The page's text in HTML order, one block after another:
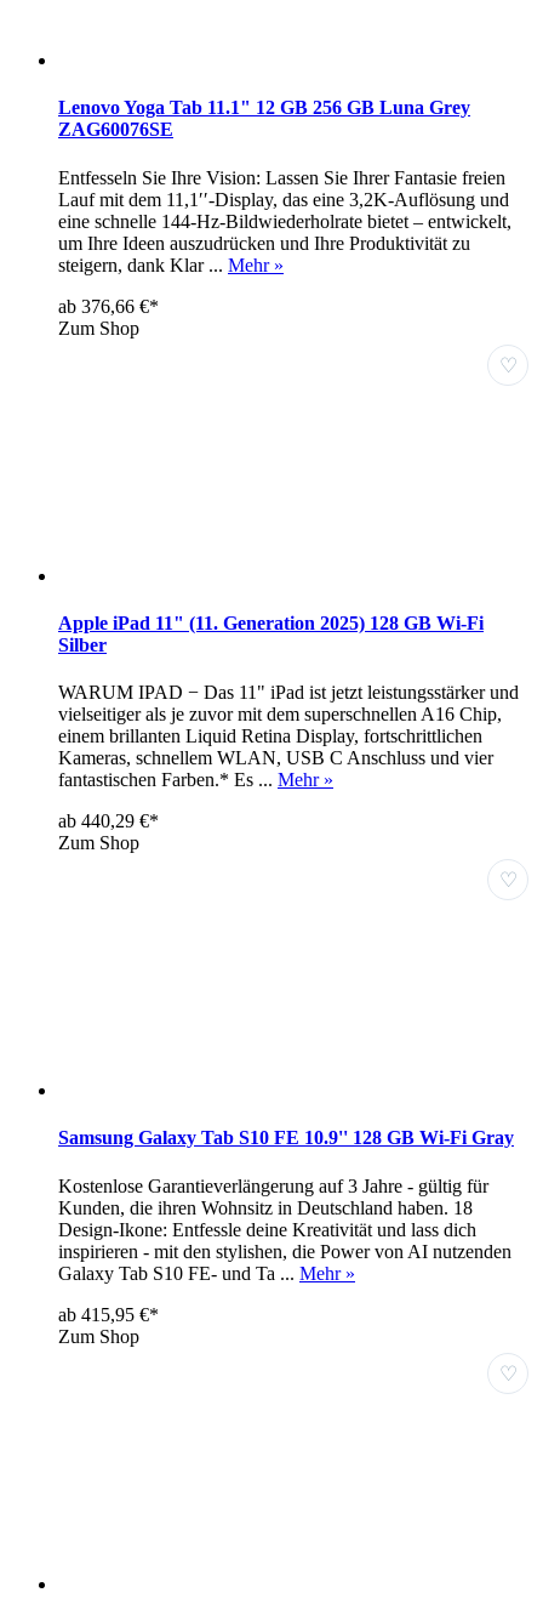
Lenovo Yoga Tab 11.1" 12 GB 256 GB Luna Grey
ZAG60076SE
Entfesseln Sie Ihre Vision: Lassen Sie Ihrer Fantasie freien
Lauf mit dem 11,1′′-Display, das eine 3,2K-Auflösung und
eine schnelle 144-Hz-Bildwiederholrate bietet – entwickelt,
um Ihre Ideen auszudrücken und Ihre Produktivität zu
steigern, dank Klar ... Mehr »
ab 376,66 €*
Zum Shop
♡
Apple iPad 11" (11. Generation 2025) 128 GB Wi-Fi
Silber
WARUM IPAD − Das 11" iPad ist jetzt leistungsstärker und
vielseitiger als je zuvor mit dem superschnellen A16 Chip,
einem brillanten Liquid Retina Display, fortschrittlichen
Kameras, schnellem WLAN, USB C Anschluss und vier
fantastischen Farben.* Es ... Mehr »
ab 440,29 €*
Zum Shop
♡
Samsung Galaxy Tab S10 FE 10.9'' 128 GB Wi-Fi Gray
Kostenlose Garantieverlängerung auf 3 Jahre - gültig für
Kunden, die ihren Wohnsitz in Deutschland haben. 18
Design-Ikone: Entfessle deine Kreativität und lass dich
inspirieren - mit den stylishen, die Power von AI nutzenden
Galaxy Tab S10 FE- und Ta ... Mehr »
ab 415,95 €*
Zum Shop
♡